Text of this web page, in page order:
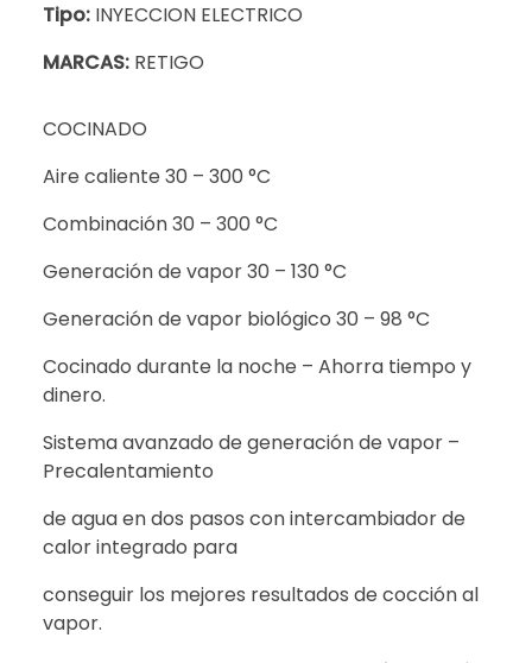
Tipo: INYECCION ELECTRICO
MARCAS: RETIGO
COCINADO
Aire caliente 30 – 300 °C
Combinación 30 – 300 °C
Generación de vapor 30 – 130 °C
Generación de vapor biológico 30 – 98 °C
Cocinado durante la noche – Ahorra tiempo y
dinero.
Sistema avanzado de generación de vapor –
Precalentamiento
de agua en dos pasos con intercambiador de
calor integrado para
conseguir los mejores resultados de cocción al
vapor.